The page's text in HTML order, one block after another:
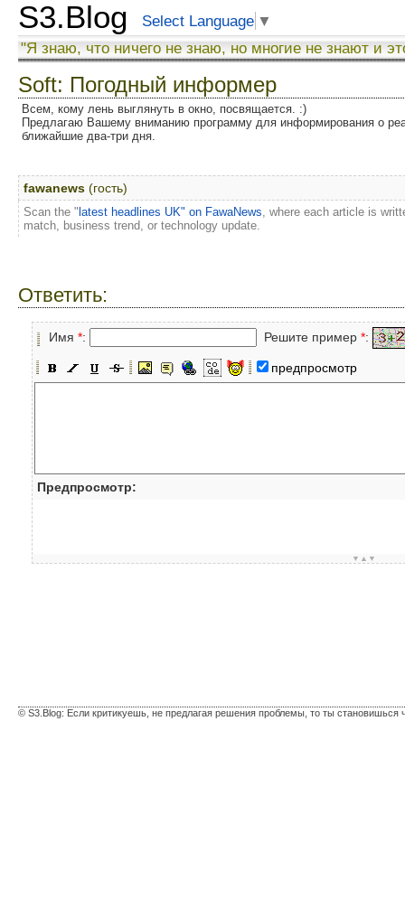
S3.Blog Select Language ▼
"Я знаю, что ничего не знаю, но многие не знают и
Soft: Погодный информер
Всем, кому лень выглянуть в окно, посвящается. :)
Предлагаю Вашему вниманию программу для информирования о
ближайшие два-три дня.
fawanews (гость)
Scan the " latest headlines UK" on FawaNews, where each article is
match, business trend, or technology update.
Ответить:
Имя *: Решите пример *:
предпросмотр
Предпросмотр:
▼▲▼
© S3.Blog: Если критикуешь, не предлагая решения проблемы, то ты становишься